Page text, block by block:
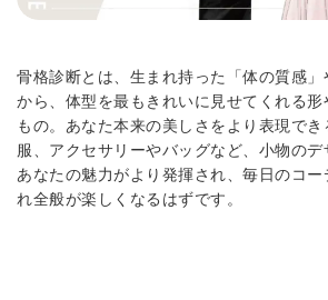
骨格診断とは、生まれ持った「体の質感」
から、体型を最もきれいに見せてくれる形
もの。あなた本来の美しさをより表現で
服、アクセサリーやバッグなど、小物のデ
あなたの魅力がより発揮され、毎日のコ
れ全般が楽しくなるはずです。